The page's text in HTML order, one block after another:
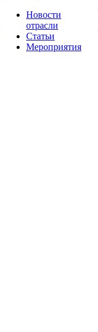
Новости
отрасли
Статьи
Мероприятия